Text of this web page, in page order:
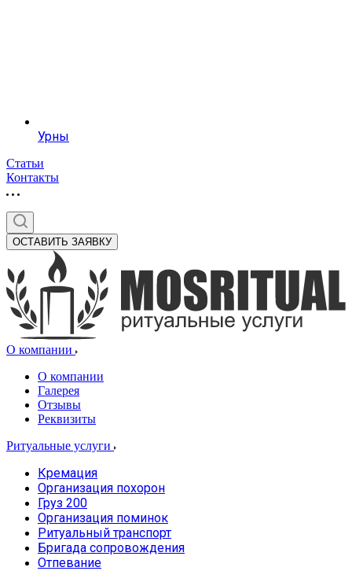
Урны
Статьи
Контакты
ОСТАВИТЬ ЗАЯВКУ
О компании
О компании
Галерея
Отзывы
Реквизиты
Ритуальные услуги
Кремация
Организация похорон
Груз 200
Организация поминок
Ритуальный транспорт
Бригада сопровождения
Отпевание